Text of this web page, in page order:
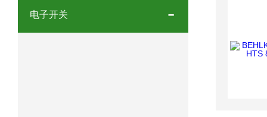
OEMER电机QLS 180M环保农业领域
电子开关